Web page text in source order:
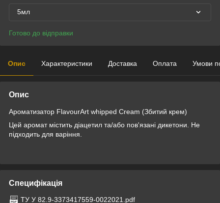
5мл
Готово до відправки
Опис Характеристики Доставка Оплата Умови
Опис
Ароматизатор FlavourArt whipped Cream (Збитий крем)
Цей аромат містить діацетил та/або пов'язані дикетони. Не
підходить для варіння.
Специфікація
ТУ У 82.9-3373417559-0022021.pdf